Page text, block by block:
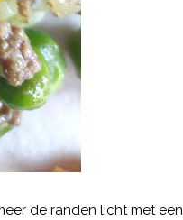
de randen licht met een